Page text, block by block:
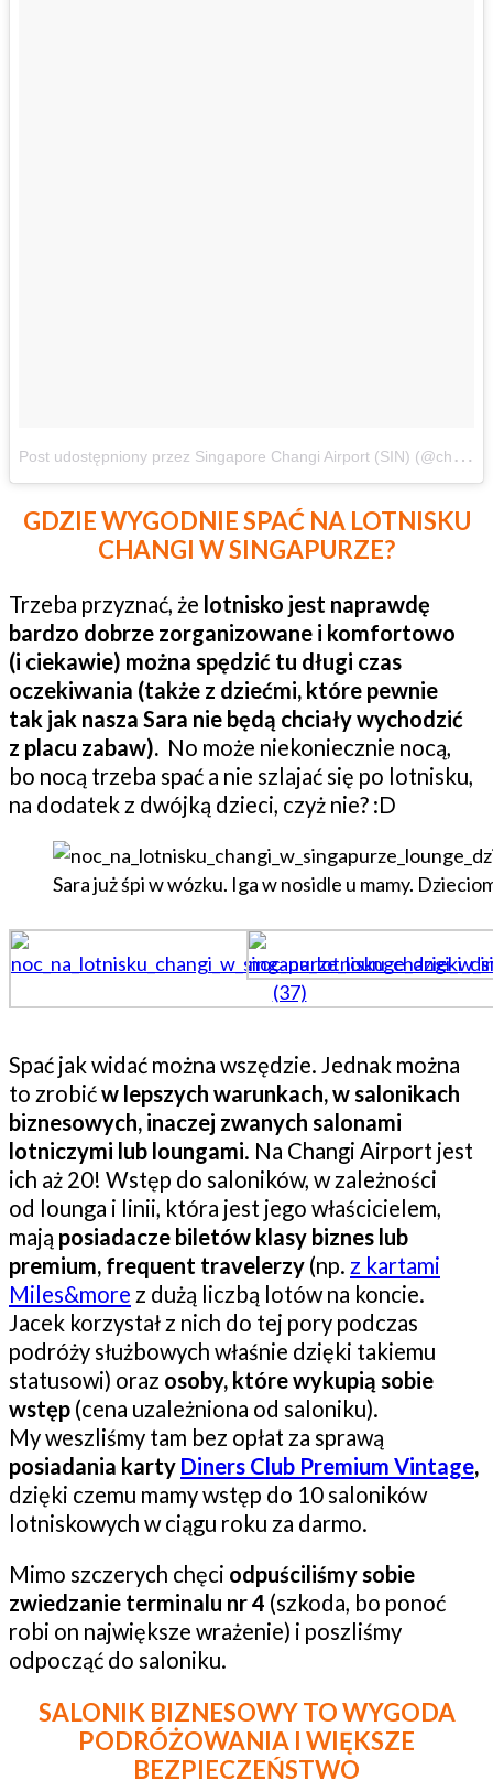
P
ost udostępniony przez Singapore Changi Airport (SIN) (@changiairport)
GDZIE WYGODNIE SPAĆ NA LOTNISKU
CHANGI W SINGAPURZE?
Trzeba przyznać, że lotnisko jest naprawdę
bardzo dobrze zorganizowane i komfortowo
(i ciekawie) można spędzić tu długi czas
oczekiwania (także z dziećmi, które pewnie
tak jak nasza Sara nie będą chciały wychodzić
z placu zabaw). No może niekoniecznie nocą,
bo nocą trzeba spać a nie szlajać się po lotnisku,
na dodatek z dwójką dzieci, czyż nie? :D
Sara już śpi w wózku. Iga w nosidle u mamy.
Spać jak widać można wszędzie. Jednak można
to zrobićw lepszych warunkach, w salonikach
biznesowych, inaczej zwanych salonami
lotniczymi lub loungami. Na Changi Airport jest
ich aż 20! Wstęp do saloników, w zależności
od lounga i linii, która jest jego właścicielem,
mają posiadacze biletów klasy biznes lub
premium, frequent travelerzy (np. z kartami
Miles&more z dużą liczbą lotów na koncie.
Jacek korzystał z nich do tej pory podczas
podróży służbowych właśnie dzięki takiemu
statusowi) oraz osoby, które wykupią sobie
wstęp (cena uzależniona od saloniku).
My weszliśmy tam bez opłat za sprawą
posiadania karty Diners Club Premium Vintage,
dzięki czemu mamy wstęp do 10 saloników
lotniskowych w ciągu roku za darmo.
Mimo szczerych chęci odpuściliśmy sobie
zwiedzanie terminalu nr 4 (szkoda, bo ponoć
robi on największe wrażenie) i poszliśmy
odpocząć do saloniku.
SALONIK BIZNESOWY TO WYGODA
PODRÓŻOWANIA I WIĘKSZE
BEZPIECZEŃSTWO